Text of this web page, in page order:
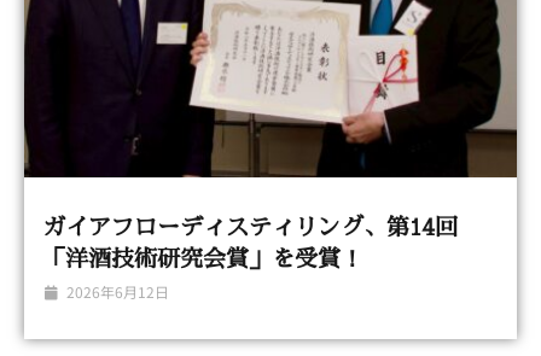
ガイアフローディスティリング、第14回
「洋酒技術研究会賞」を受賞！
2026年6月12日